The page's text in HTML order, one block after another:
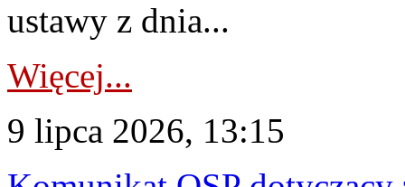
ustawy z dnia...
Więcej...
9 lipca 2026, 13:15